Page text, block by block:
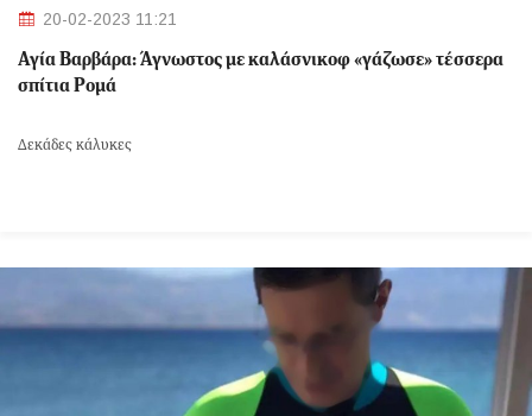
20-02-2023 11:21
Αγία Βαρβάρα: Άγνωστος με καλάσνικοφ «γάζωσε» τέσσερα
σπίτια Ρομά
Δεκάδες κάλυκες